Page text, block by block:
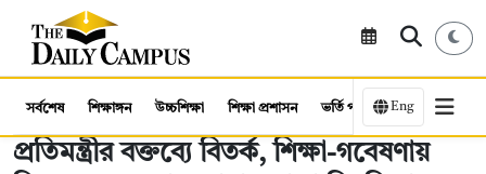
সর্বশেষ শিক্ষাঙ্গন উচ্চশিক্ষা শিক্ষা প্রশাসন ভর্তি পরীক্ষা কর্মসংস্থান
Eng
প্রতিমন্ত্রীর বক্তব্যে বিতর্ক, শিক্ষা-গবেষণায়